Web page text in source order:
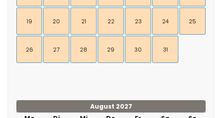
19 20 21 22 23 24 25
26 27 28 29 30 31
August 2027